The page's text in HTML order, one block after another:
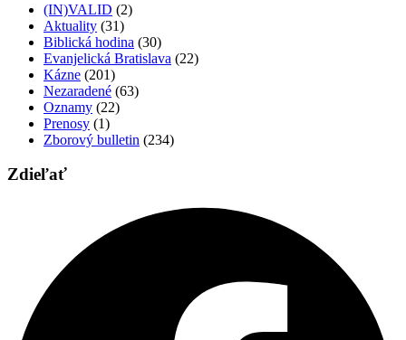
(IN)VALID (2)
Aktuality (31)
Biblická hodina (30)
Evanjelická Bratislava (22)
Kázne (201)
Nezaradené (63)
Oznamy (22)
Prenosy (1)
Zborový bulletin (234)
Zdieľať